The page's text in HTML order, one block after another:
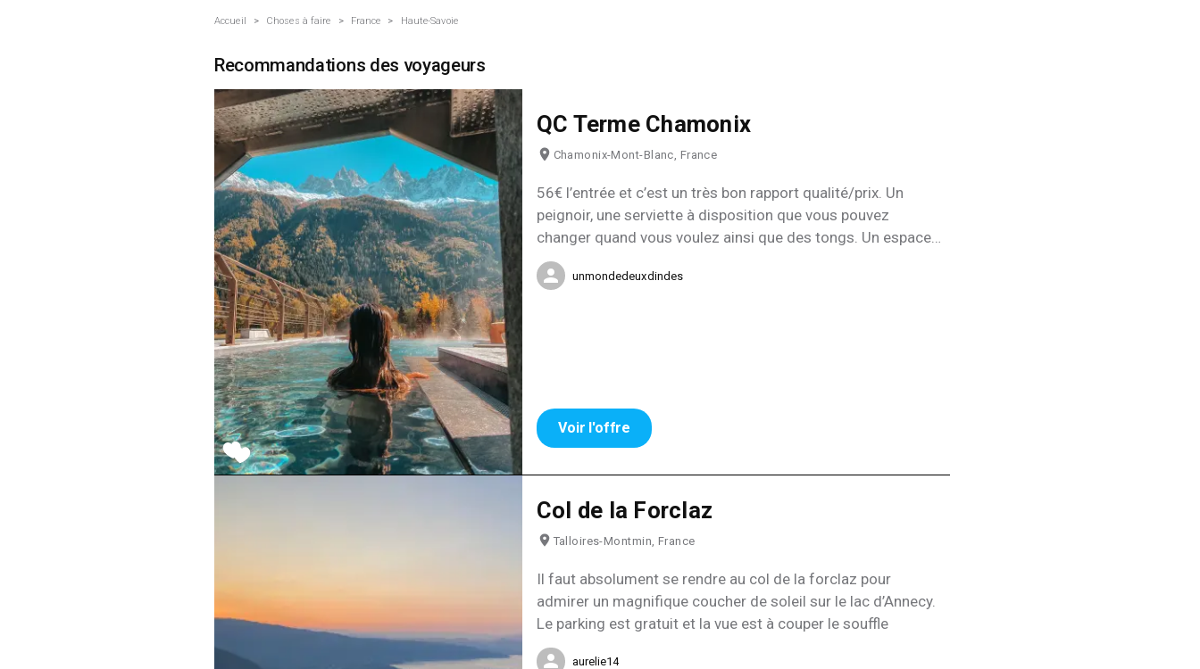
Accueil > Choses à faire > France > Haute-Savoie
Recommandations des voyageurs
QC Terme Chamonix
Chamonix-Mont-Blanc, France
56€ l’entrée et c’est un très bon rapport qualité/prix. Un
peignoir, une serviette à disposition que vous pouvez
changer quand vous voulez ainsi que des tongs. Un espace
bain intérieur et extérieur, un espace relaxation, des
hammams, saunas, jacouzzi. Endroit incroyable. Possibilité
unmondedeuxdindes
Voir l'offre
Col de la Forclaz
Talloires-Montmin, France
Il faut absolument se rendre au col de la forclaz pour
admirer un magnifique coucher de soleil sur le lac d’Annecy.
Le parking est gratuit et la vue est à couper le souffle
aurelie14